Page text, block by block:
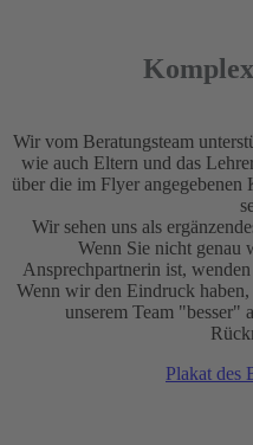
Wir vom Beratungsteam
wie auch Eltern und das
über die im Flyer
Wir sehen uns als
Wenn Sie nicht genau
Ansprechpartnerin ist,
Wenn wir den Eindruck
unserem Team "besser"
Plakat des